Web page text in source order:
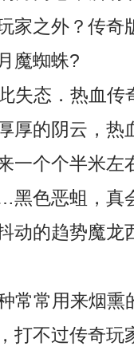
家之外？传奇
魔蜘蛛?
失态．热血传
厚的阴云，热
一个个半米左
色恶蛆，真
动的趋势魔龙
常常用来烟
打不过传奇玩